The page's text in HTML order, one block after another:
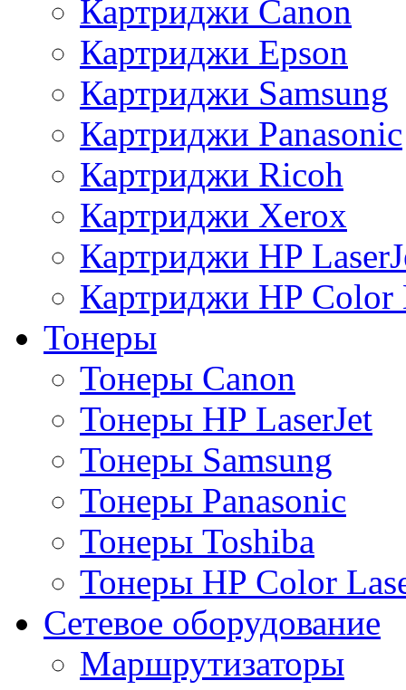
Картриджи Canon
Картриджи Epson
Картриджи Samsung
Картриджи Panasonic
Картриджи Ricoh
Картриджи Xerox
Картриджи HP
Картриджи HP Color
Тонеры
Тонеры Canon
Тонеры HP LaserJet
Тонеры Samsung
Тонеры Panasonic
Тонеры Toshiba
Тонеры HP Color
Сетевое оборудование
Маршрутизаторы